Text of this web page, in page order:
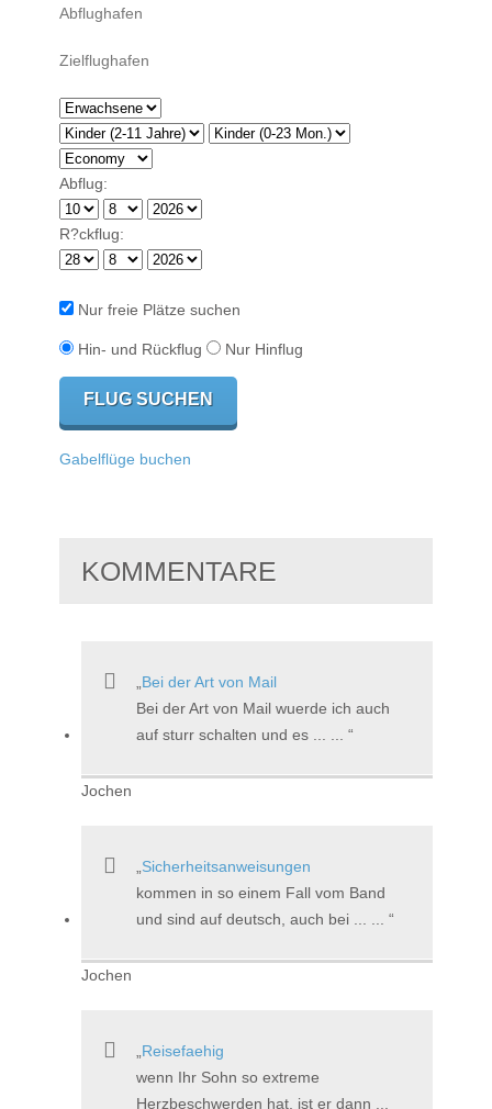
Abflug:
R?ckflug:
Nur freie Plätze suchen
Hin- und Rückflug Nur Hinflug
Gabelflüge buchen
KOMMENTARE
Bei der Art von Mail
Bei der Art von Mail wuerde ich auch
auf sturr schalten und es ... ...
Jochen
Sicherheitsanweisungen
kommen in so einem Fall vom Band
und sind auf deutsch, auch bei ... ...
Jochen
Reisefaehig
wenn Ihr Sohn so extreme
Herzbeschwerden hat, ist er dann ...